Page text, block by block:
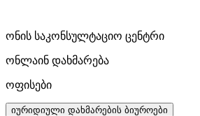
ონის საკონსულტაციო ცენტრი
ონლაინ დახმარება
ოფისები
იურიდიული დახმარების ბიუროები